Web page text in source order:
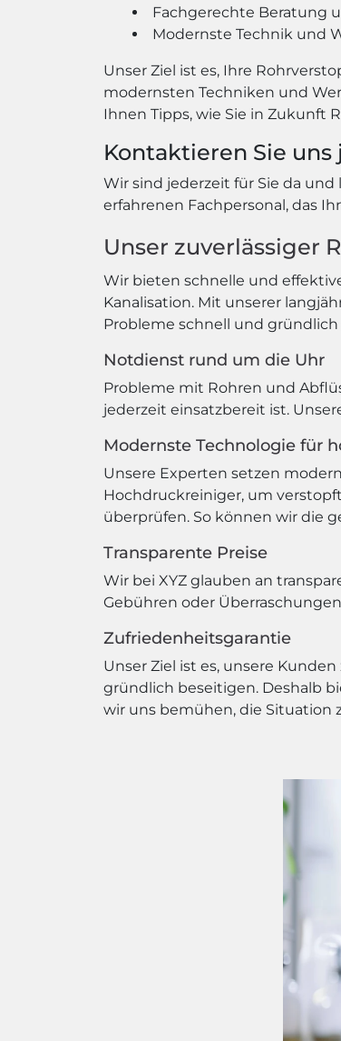
Fachgerechte Beratung
Modernste Technik und
Unser Ziel ist es, Ihre
modernsten Techniken und
Ihnen Tipps, wie Sie in Zukunft
Kontaktieren Sie
Wir sind jederzeit für Sie da
erfahrenen Fachpersonal, das
Unser zuverlässiger
Wir bieten schnelle und
Kanalisation. Mit unserer
Probleme schnell und
Notdienst rund um die Uhr
Probleme mit Rohren und
jederzeit einsatzbereit ist.
Modernste Technologie für
Unsere Experten setzen
Hochdruckreiniger, um
überprüfen. So können wir die
Transparente Preise
Wir bei XYZ glauben an
Gebühren oder
Zufriedenheitsgarantie
Unser Ziel ist es, unsere
gründlich beseitigen. Deshalb
wir uns bemühen, die Situation